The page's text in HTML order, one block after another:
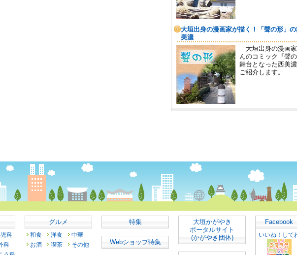
科
科
グルメ
和食 洋食
中華
お酒
喫茶 その他
特集
Webショップ特集
大垣かがやき
ポータルサイト
(かがやき団体)
Facebook
いいね！して